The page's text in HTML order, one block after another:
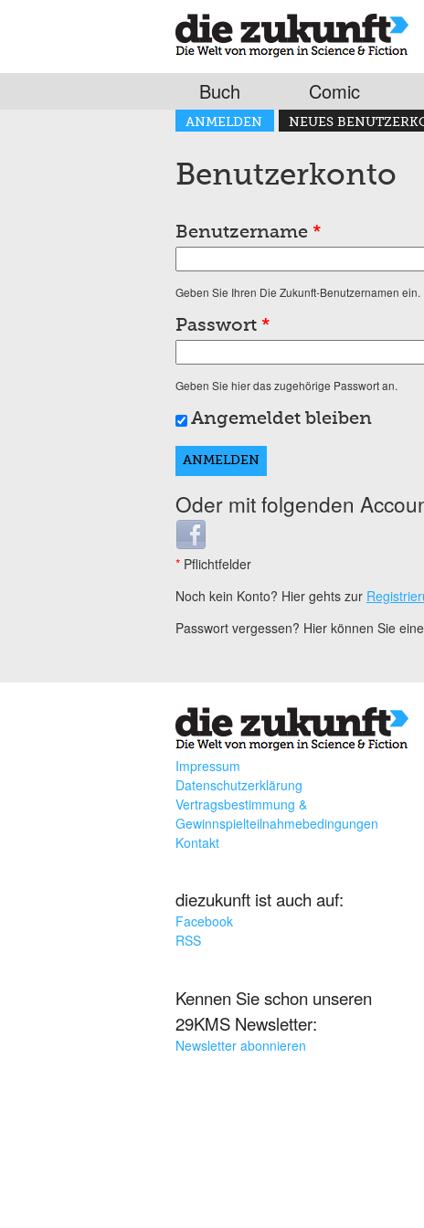
Buch Comic
Haupt-Reiter
ANMELDEN
(AKTIVER REITER)
NEUES
Benutzerkonto
Benutzername *
Geben Sie Ihren Die Zukunft-Benutzernamen ein.
Passwort *
Geben Sie hier das zugehörige Passwort an.
Angemeldet bleiben
Oder mit folgenden
Login with Facebook
* Pflichtfelder
Noch kein Konto? Hier gehts zur
Passwort vergessen? Hier können Sie
Impressum
Datenschutzerklärung
Vertragsbestimmung &
Gewinnspielteilnahmebedingungen
Kontakt
diezukunft ist auch auf:
Facebook
RSS
Kennen Sie schon unseren
29KMS Newsletter:
Newsletter abonnieren